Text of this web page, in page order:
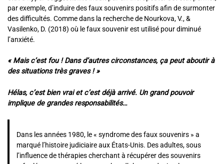
par exemple, d’induire des faux souvenirs positifs afin de surmonter
des difficultés. Comme dans la recherche de Nourkova, V., &
Vasilenko, D. (2018) où le faux souvenir est utilisé pour diminué
l’anxiété.
« Mais c’est fou ! Dans d’autres circonstances, ça peut aboutir à
des situations très graves ! »
Hélas, c’est bien vrai et c’est déjà arrivé. Un grand pouvoir
implique de grandes responsabilités…
Dans les années 1980, le « syndrome des faux souvenirs » a
marqué l’histoire judiciaire aux États-Unis. Des adultes, sous
l’influence de thérapies cherchant à récupérer des souvenirs